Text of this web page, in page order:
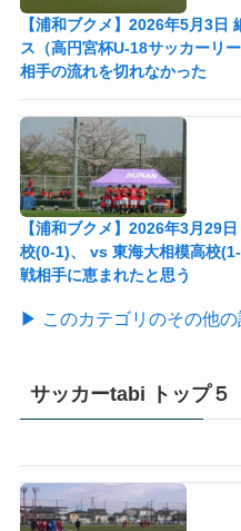
【浦和ブクメ】2026年5月3日
ス（高円宮杯U-18サッカーリ
相手の流れを切れなかった
【浦和ブクメ】2026年3月29
校(0-1)、 vs 東海大相模高校
戦相手に恵まれたと思う
▶ このカテゴリのその他の
サッカーtabi トップ５